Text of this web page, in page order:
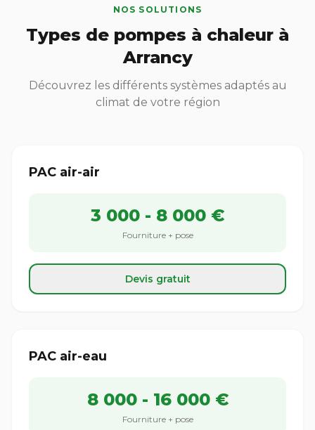
NOS SOLUTIONS
Types de pompes à chaleur à
Arrancy
Découvrez les différents systèmes adaptés au
climat de votre région
PAC air-air
3 000 - 8 000 €
Fourniture + pose
Devis gratuit
PAC air-eau
8 000 - 16 000 €
Fourniture + pose